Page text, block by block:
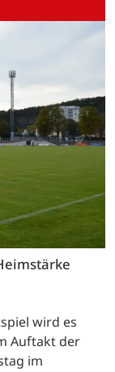
wird es
Auftakt der
im